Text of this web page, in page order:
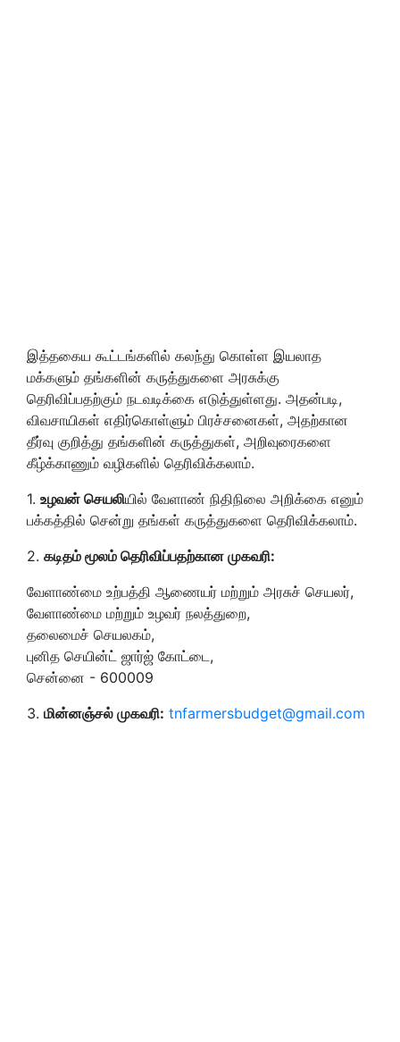
இத்தகைய கூட்டங்களில் கலந்து கொள்ள இயலாத
மக்களும் தங்களின் கருத்துகளை அரசுக்கு
தெரிவிப்பதற்கும் நடவடிக்கை எடுத்துள்ளது. அதன்படி,
விவசாயிகள் எதிர்கொள்ளும் பிரச்சனைகள், அதற்கான
தீர்வு குறித்து தங்களின் கருத்துகள், அறிவுரைகளை
கீழ்க்காணும் வழிகளில் தெரிவிக்கலாம்.
1. உழவன் செயலியில் வேளாண் நிதிநிலை அறிக்கை எனும்
பக்கத்தில் சென்று தங்கள் கருத்துகளை தெரிவிக்கலாம்.
2. கடிதம் மூலம் தெரிவிப்பதற்கான முகவரி:
வேளாண்மை உற்பத்தி ஆணையர் மற்றும் அரசுச் செயலர்,
வேளாண்மை மற்றும் உழவர் நலத்துறை,
தலைமைச் செயலகம்,
புனித செயின்ட் ஜார்ஜ் கோட்டை,
சென்னை - 600009
3. மின்னஞ்சல் முகவரி: tnfarmersbudget@gmail.com